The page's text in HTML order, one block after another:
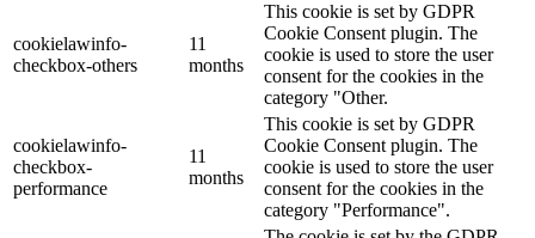
cookielawinfo-
checkbox-others
11
months
This cookie is set by GDPR
Cookie Consent plugin. The
cookie is used to store the user
consent for the cookies in the
category "Other.
cookielawinfo-
checkbox-
performance
11
months
This cookie is set by GDPR
Cookie Consent plugin. The
cookie is used to store the user
consent for the cookies in the
category "Performance".